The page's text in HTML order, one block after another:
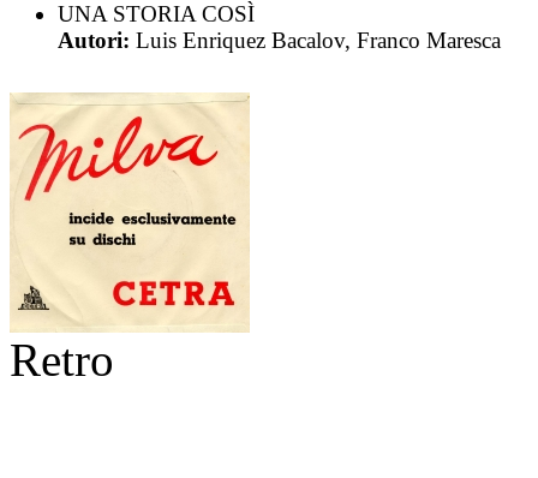
UNA STORIA COSÌ
Autori: Luis Enriquez Bacalov, Franco Maresca
Retro